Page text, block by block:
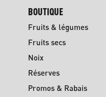
BOUTIQUE
Fruits & légumes
Fruits secs
Noix
Réserves
Promos & Rabais